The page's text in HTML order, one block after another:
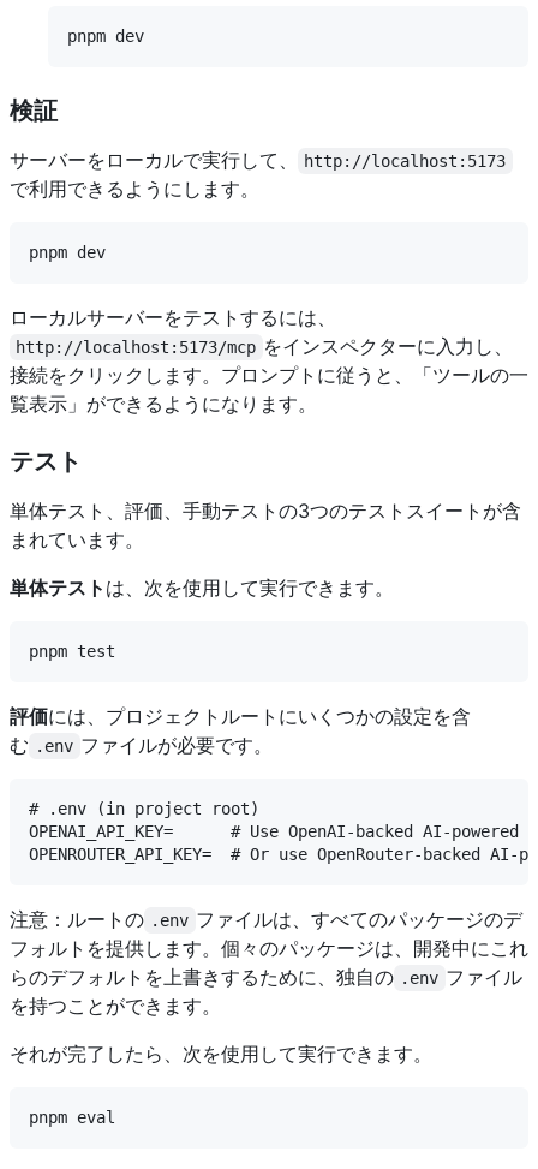
検証
サーバーをローカルで実行して、 http://localhost:5173
で利用できるようにします。
ローカルサーバーをテストするには、
http://localhost:5173/mcp をインスペクターに入力し、
接続をクリックします。プロンプトに従うと、「ツールの一
覧表示」ができるようになります。
テスト
単体テスト、評価、手動テストの3つのテストスイートが含
まれています。
単体テスト は、次を使用して実行できます。
評価には、プロジェクトルートにいくつかの設定を含
む .env ファイルが必要です。
# .env (in project root)
OPENAI_API_KEY=      # Use OpenAI-backed AI-powered
注意：ルートの .env ファイルは、すべてのパッケージのデ
フォルトを提供します。個々のパッケージは、開発中にこれ
らのデフォルトを上書きするために、独自の .env ファイル
を持つことができます。
それが完了したら、次を使用して実行できます。